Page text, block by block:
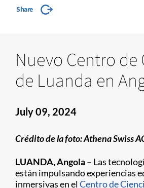
Share
Nuevo Centro de
de Luanda en
July 09, 2024
Crédito de la foto: Athena Swiss
LUANDA, Angola – Las
están impulsando experiencias
inmersivas en elCentro de